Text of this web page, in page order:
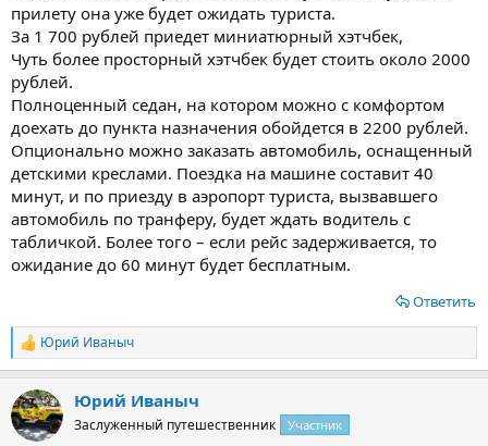
прилету она уже будет ожидать туриста.
За 1 700 рублей приедет миниатюрный хэтчбек,
Чуть более просторный хэтчбек будет стоить около 2000
рублей.
Полноценный седан, на котором можно с комфортом
доехать до пункта назначения обойдется в 2200 рублей.
Опционально можно заказать автомобиль, оснащенный
детскими креслами. Поездка на машине составит 40
минут, и по приезду в аэропорт туриста, вызвавшего
автомобиль по транферу, будет ждать водитель с
табличкой. Более того – если рейс задерживается, то
ожидание до 60 минут будет бесплатным.
Ответить
Р
е
к
ц
и
Юрий Иваныч
Юрий Иваныч
Заслуженный путешественник Участник